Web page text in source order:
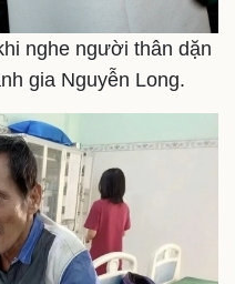
Quân sự - Quốc phòng
Vũ khí
nghe người thân dặn
gia Nguyễn Long.